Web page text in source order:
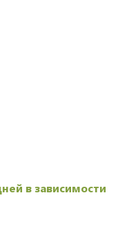
в зависимости